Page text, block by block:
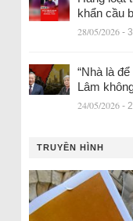
khẩn cầu
28/05/2026 -
“Nhà là
Lâm
24/05/2026 -
TRUYỀN HÌNH